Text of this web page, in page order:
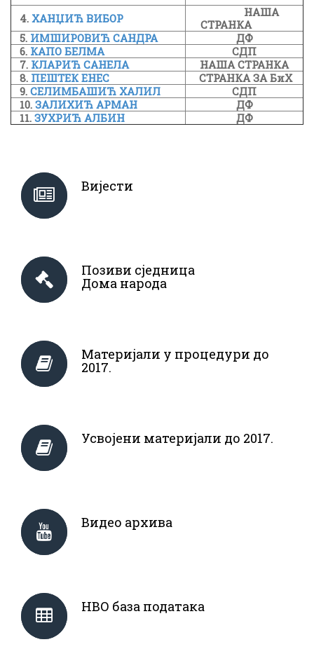
4. ХАНЏИЋ ВИБОР
НАША
СТРАНКА
5. ИМШИРОВИЋ САНДРА
ДФ
6. КАПО БЕЛМА
СДП
7. КЛАРИЋ САНЕЛА
НАША СТРАНКА
8. ПЕШТЕК ЕНЕС
СТРАНКА ЗА БиХ
9. СЕЛИМБАШИЋ ХАЛИЛ
СДП
10. ЗАЛИХИЋ АРМАН
ДФ
11. ЗУХРИЋ АЛБИН ДФ
Вијести
Позиви сједница
Дома народа
Материјали у процедури до
2017.
Усвојени материјали до 2017.
Видео архива
НВО база података